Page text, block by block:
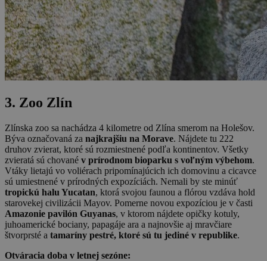
3. Zoo Zlín
Zlínska zoo sa nachádza 4 kilometre od Zlína smerom na Holešov.
Býva označovaná za najkrajšiu na Morave. Nájdete tu 222
druhov zvierat, ktoré sú rozmiestnené podľa kontinentov. Všetky
zvieratá sú chované v prírodnom bioparku s voľným výbehom.
Vtáky lietajú vo voliérach pripomínajúcich ich domovinu a cicavce
sú umiestnené v prírodných expozíciách. Nemali by ste minúť
tropickú halu Yucatan, ktorá svojou faunou a flórou vzdáva hold
starovekej civilizácii Mayov. Pomerne novou expozíciou je v časti
Amazonie pavilón Guyanas, v ktorom nájdete opičky kotuly,
juhoamerické bociany, papagáje ara a najnovšie aj mravčiare
štvorprsté a tamaríny pestré, ktoré sú tu jediné v republike.
Otváracia doba v letnej sezóne: